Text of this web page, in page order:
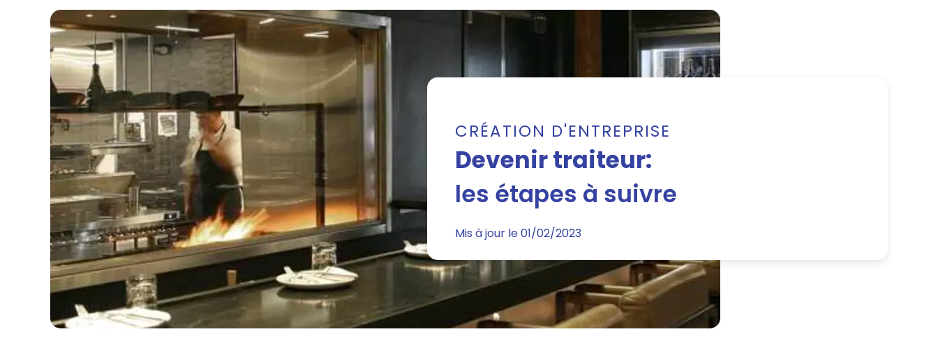
CRÉATION D'ENTREPRISE
Devenir traiteur:
les étapes à suivre
Mis à jour le 01/02/2023